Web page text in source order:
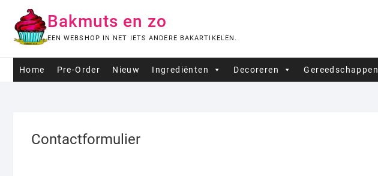
naar
Bakmuts en zo
EEN WEBSHOP IN NET IETS ANDERE BAKARTIKELEN.
Home Pre-Order Nieuw Ingrediënten Decoreren Gereedschappen
Contactformulier